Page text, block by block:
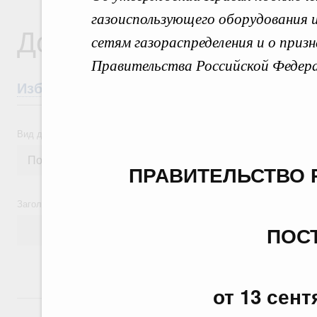
газоиспользующего
сетям газораспределения и о
Правительства Российской
от 13
Документы
Избранные документы со справками к
Вид документа
Заголовок или текст документа
24 июля, пятница